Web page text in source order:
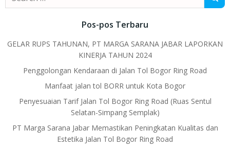
for:
Pos-pos Terbaru
GELAR RUPS TAHUNAN, PT MARGA SARANA JABAR LAPORKAN
KINERJA TAHUN 2024
Penggolongan Kendaraan di Jalan Tol Bogor Ring Road
Manfaat jalan tol BORR untuk Kota Bogor
Penyesuaian Tarif Jalan Tol Bogor Ring Road (Ruas Sentul
Selatan-Simpang Semplak)
PT Marga Sarana Jabar Memastikan Peningkatan Kualitas dan
Estetika Jalan Tol Bogor Ring Road